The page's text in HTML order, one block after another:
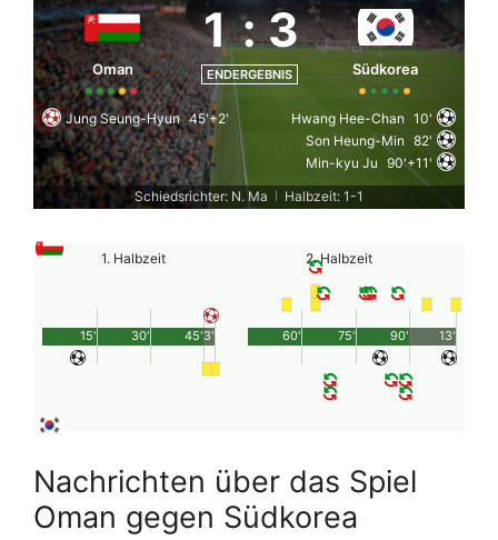
Oman
1 : 3
ENDERGEBNIS Südkorea
Jung Seung-Hyun 45'+2' Hwang Hee-Chan 10'
Son Heung-Min 82'
Min-kyu Ju 90'+11'
Schiedsrichter: N. Ma
Halbzeit: 1-1
1. Halbzeit
45'
15' 30' 3'
2. Halbzeit
90'
60' 75' 13'
Nachrichten über das Spiel
Oman gegen Südkorea